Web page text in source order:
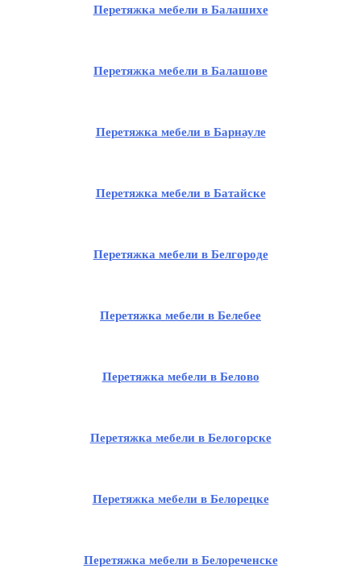
Перетяжка мебели в Балашихе
Перетяжка мебели в Балашове
Перетяжка мебели в Барнауле
Перетяжка мебели в Батайске
Перетяжка мебели в Белгороде
Перетяжка мебели в Белебее
Перетяжка мебели в Белово
Перетяжка мебели в Белогорске
Перетяжка мебели в Белорецке
Перетяжка мебели в Белореченске